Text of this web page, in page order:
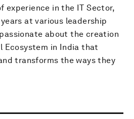
experience in the IT Sector,
at various leadership
about the creation
Ecosystem in India that
transforms the ways they